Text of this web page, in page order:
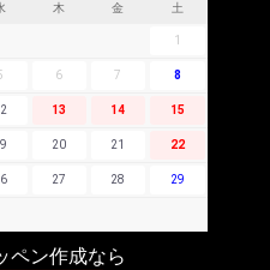
木 金 土
1
6 7 8
13 14 15
20 21 22
27 28 29
ペン作成なら